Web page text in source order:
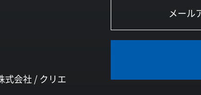
式会社 / クリエ